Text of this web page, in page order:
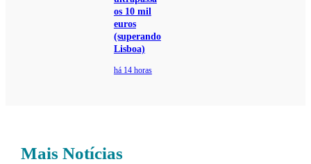
os 10 mil
euros
(superando
Lisboa)
há 14 horas
Mais Notícias